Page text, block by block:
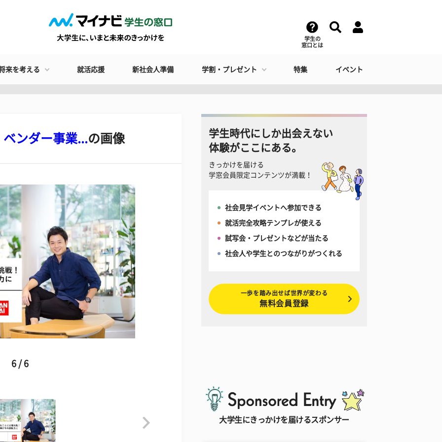
学生の
窓口とは
来を考える 就活応援 新社会人準備 学割・プレゼント 特集 イベント
ンダー事業...の画像
6 / 6
学生時代にしか出会えない
体験がここにある。
きっかけを届ける
学窓会員限定コンテンツが満載！
社会見学イベントへ参加できる
就活完全攻略テンプレが使える
試写会・プレゼントなどが当たる
社会人や学生とのつながりがつくれる
一歩を踏み出せば世界が変わる
無料会員登録
大学生にきっかけを届けるスポンサー